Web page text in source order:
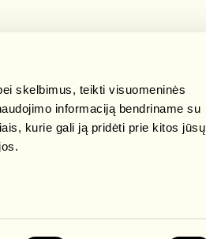
skelbimus, teikti visuomeninės
informaciją bendriname su
kurie gali ją pridėti prie kitos jūsų